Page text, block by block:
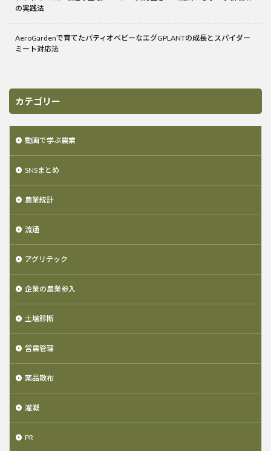
の実践法
AeroGardenで育てたパティオベビーなエグGPLANTの成長とスパイダー
ミート対応法
カテゴリー
動画で学ぶ農業
SNSまとめ
農業統計
流通
アグリテック
企業の農業参入
土壌診断
営農管理
薬品散布
灌漑
PR